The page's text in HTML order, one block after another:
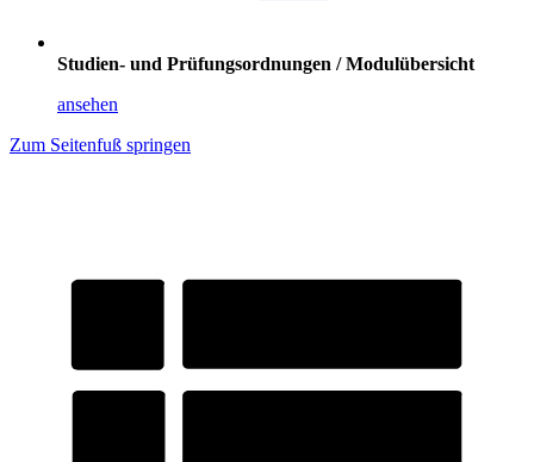
Studien- und Prüfungsordnungen / Modulübersicht
ansehen
Zum Seitenfuß springen